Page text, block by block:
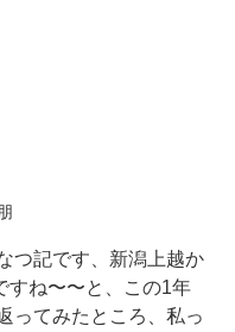
つ記です、新潟上越か
ね〜〜と、この1年
ってみたところ、私っ